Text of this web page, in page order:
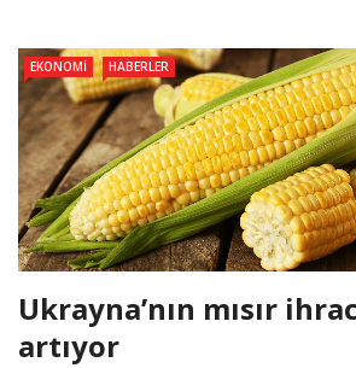
EKONOMI HABERLER
Ukrayna’nın mısır
artıyor